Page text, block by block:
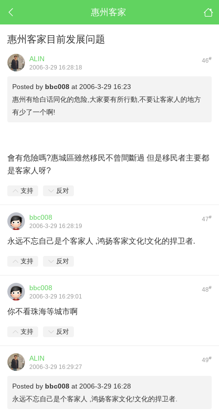
惠州客家
惠州客家目前发展问题
46#
ALIN
2006-3-29 16:28:18
Posted by bbc008 at 2006-3-29 16:23
惠州有给白话同化的危险,大家要有所行動,不要让客家人的地方
有少了一个啊!
會有危險嗎?惠城區雖然移民不曾間斷過 但是移民者主要都
是客家人呀?
支持 反对
47#
bbc008
2006-3-29 16:28:19
永远不忘自己是个客家人 ,鸿扬客家文化!文化的捍卫者.
支持 反对
48#
bbc008
2006-3-29 16:29:01
你不看珠海等城市啊
支持 反对
49#
ALIN
2006-3-29 16:29:27
Posted by bbc008 at 2006-3-29 16:28
永远不忘自己是个客家人 ,鸿扬客家文化!文化的捍卫者.